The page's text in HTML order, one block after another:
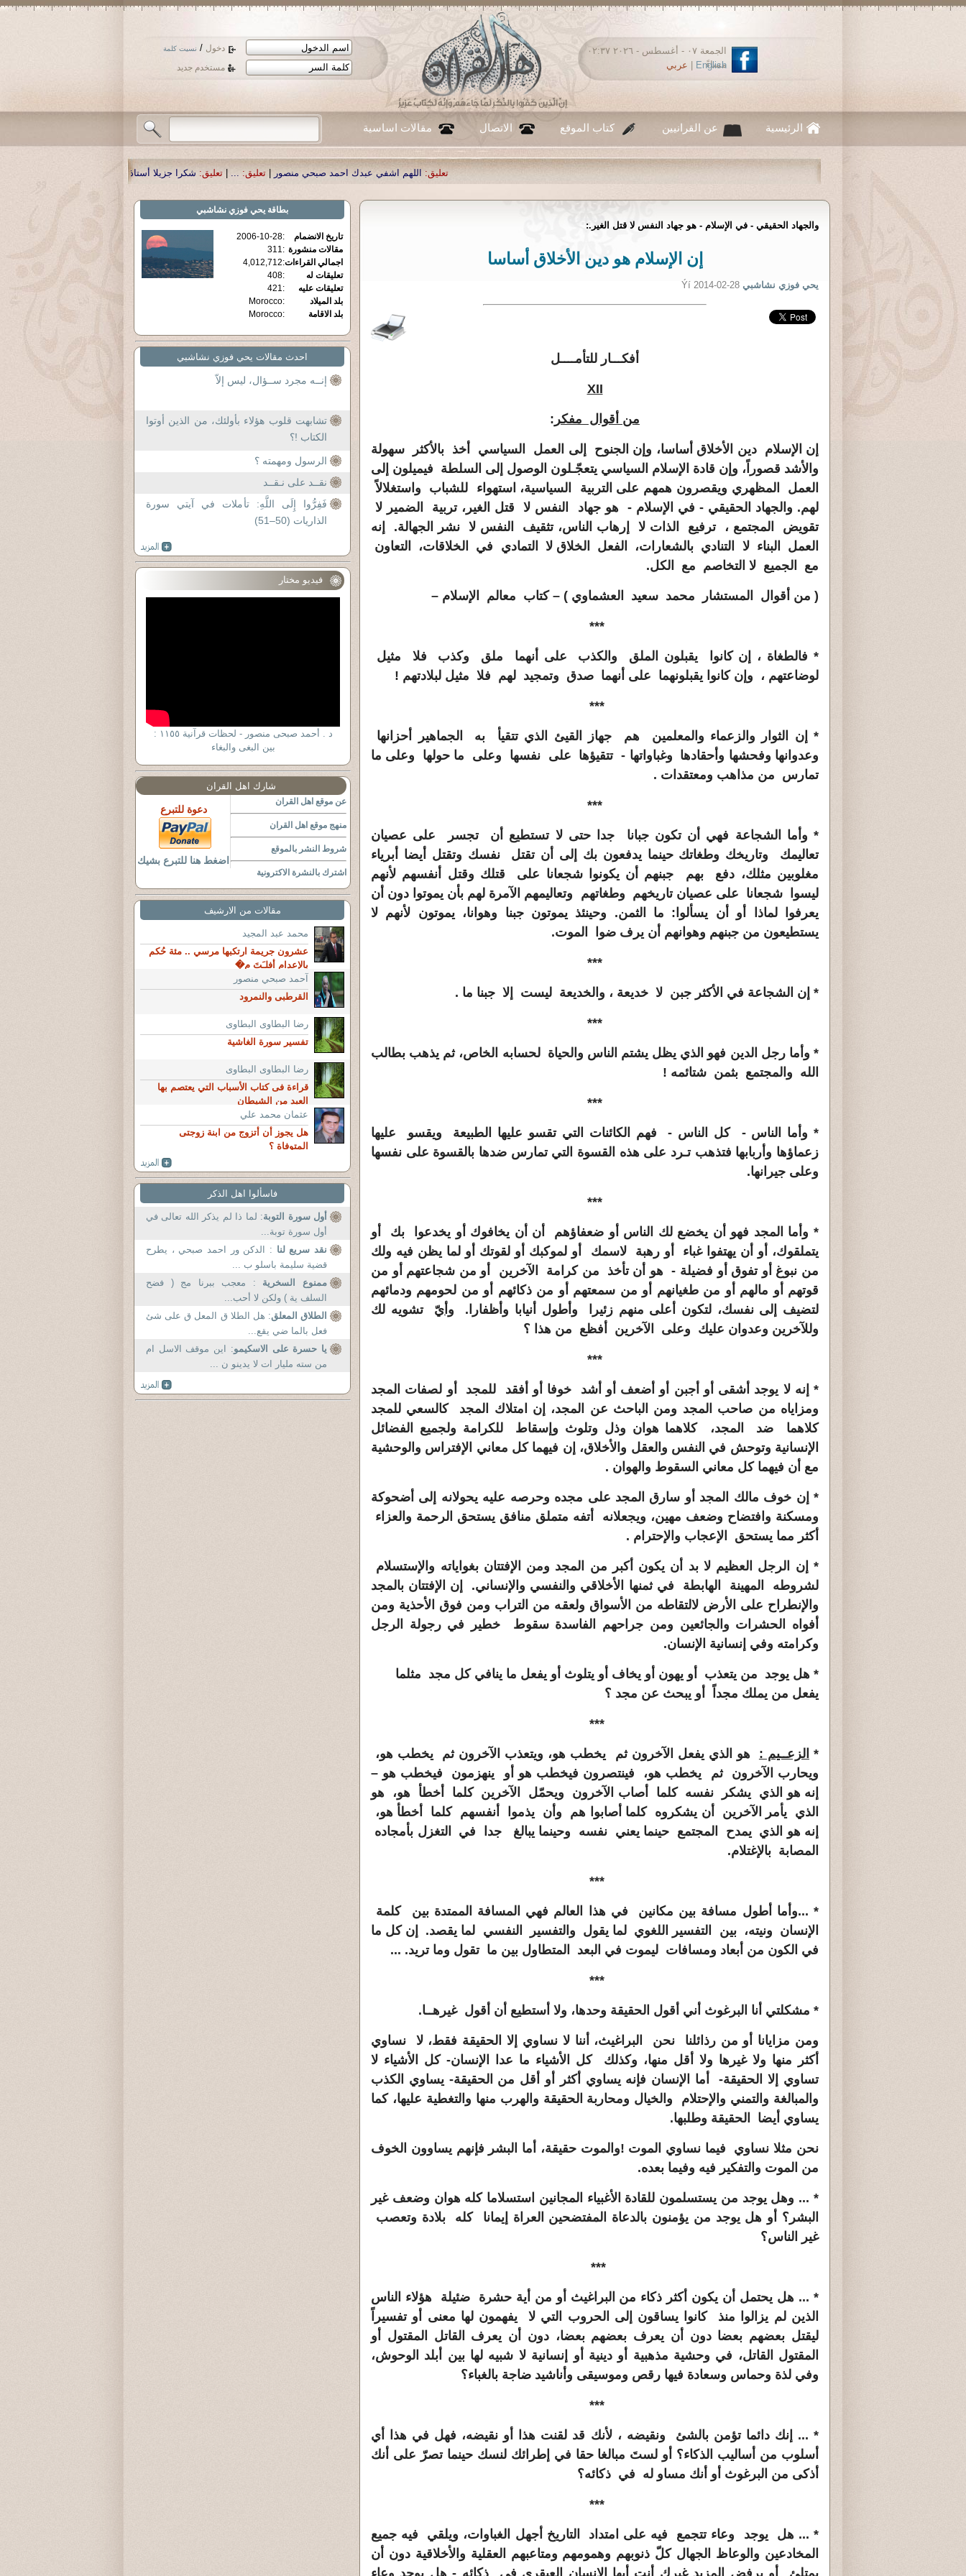
دخول / نسيت كلمة
مستخدم جديد
الجمعة ٠٧ - أغسطس - ٢٠٢٦ ٠٢:٣٧
مساءً
English عربي
الرئيسية عن القرانيين كتاب الموقع الاتصال مقالات اساسية
اللهم اشفي عبدك احمد صبحي منصور|تعليق: ...
|تعليق: شكرا جزيلا أستاذ حمد الحمد .أكرمكم الله .|تعليق:
والجهاد الحقيقي - في الإسلام - هو جهاد النفس لا قتل الغير.:
إن الإسلام هو دين الأخلاق أساسا
يحي فوزي نشاشبي Ýí 2014-02-28
أفكـــار للتأمــــل
XII
من أقوال مفكر :
إن الإسلام دين الأخلاق أساسا، وإن الجنوح إلى العمل السياسي أخذ بالأكثر سهولة
والأشد قصوراً، وإن قادة الإسلام السياسي يتعجّـلون الوصول إلى السلطة فيميلون إلى
العمل المظهري ويقصرون همهم على التربية السياسية، استهواء للشباب واستغلالاً
لهم. والجهاد الحقيقي - في الإسلام - هوجهاد النفس لا قتل الغير،تربية الضمير لا
تقويض المجتمع ،ترفيع الذات لا إرهاب الناس،تثقيف النفس لا نشر الجهالة. إنه
العمل البناء لا التنادي بالشعارات، الفعل الخلاق لا التمادي في الخلاقات،
التعاون
مع الجميع لا التخاصم مع الكل.
( من أقوال المستشار محمد سعيد العشماوي ) – كتاب معالم الإسلام –
***
* فالطغاة ، إن كانوا يقبلون الملق والكذب على أنهما ملق وكذب فلا مثيل
لوضاعتهم ، وإن كانوا يقبلونهما على أنهما صدق وتمجيد لهم فلا مثيل لبلادتهم !
***
* إن الثوار والزعماء والمعلمين هم جهاز القيئ الذي تتقيأ به الجماهير أحزانها
وعدوانها وفحشها وأحقادها وغباواتها - تتقيؤها على نفسها وعلى ما حولها وعلى ما
تمارس من مذاهب ومعتقدات .
***
* وأما الشجاعة فهي أن تكون جبانا جدا حتى لا تستطيع أن تجسر على عصيان
تعاليمك وتاريخك وطغاتك حينما يدفعون بك إلى أن تقتل نفسك وتقتل أيضا أبرياء
مغلوبين مثلك، دفع بهم جبنهم أن يكونوا شجعانا على قتلك وقتل أنفسهم لأنهم
ليسوا شجعانا على عصيان تاريخهم وطغاتهم وتعاليمهم الآمرة لهم بأن يموتوا دون أن
يعرفوا لماذا أو أن يسألوا: ما الثمن. وحينئذ يموتون جبنا وهوانا، يموتون لأنهم لا
يستطيعون من جبنهم وهوانهم أن يرف ضوا الموت.
***
* إن الشجاعة في الأكثر جبن لا خديعة ، والخديعة ليست إلا جبنا ما .
***
* وأما رجل الدين فهو الذي يظل يشتم الناس والحياة لحسابه الخاص، ثم يذهب بطالب
الله والمجتمع بثمن شتائمه !
***
* وأما الناس - كل الناس - فهم الكائنات التي تقسو عليها الطبيعة ويقسو عليها
زعماؤها وأربابها فتذهب تـرد على هذه القسوة التي تمارس ضدها بالقسوة على نفسها
وعلى جيرانها.
***
* وأما المجد فهو أن يخضع لك الناس أو ضعفاؤهم أن أن يخافوك أو يخدعوا بك أو
يتملقوك، أو أن يهتفوا غباء أو رهبة لاسمك أو لموكبك أو لقوتك أو لما يظن فيه ولك
من نبوغ أو تفوق أو فضيلة - هو أن تأخذ من كرامة الآخرين أو من شجاعتهم أو من
قوتهم أو مالهم أو من طغيانهم أو من سمعتهم أو من ذكائهم أو من لحومهم ودمائهم
لتضيف إلى نفسك، لتكون أعلى منهم زئيرا وأطول أنيابا وأظفارا. وأي ّ تشويه لك
وللآخرين وعدوان عليك وعلى الآخرين أفظع من هذا ؟
***
* إنه لا يوجد أشقى أو أجبن أو أضعف أو أشد خوفا أو أفقد للمجد أو لصفات المجد
ومزاياه من صاحب المجد ومن الباحث عن المجد، إن امتلاك المجد كالسعي للمجد
كلاهما ضد المجد، كلاهما هوان وذل وتلوث وإسقاط للكرامة ولجميع الفضائل
الإنسانية وتوحش في النفس والعقل والأخلاق، إن فيهما كل معاني الإفتراس والوحشية
مع أن فيهما كل معاني السقوط والهوان .
* إن خوف مالك المجد أو سارق المجد على مجده وحرصه عليه يحولانه إلى أضحوكة
ومسكنة وافتضاح وضعف مهين، ويجعلانه أتفه متملق منافق يستحق الرحمة والعزاء
أكثر مما يستحق الإعجاب والإحترام .
* إن الرجل العظيم لا بد أن يكون أكبر من المجد ومن الإفتتان بغواياته والإستسلام
لشروطه المهينة الهابطة في ثمنها الأخلاقي والنفسي والإنساني. إن الإفتتان بالمجد
والإنطراح على الأرض لالتقاطه من الأسواق ولعقه من التراب ومن فوق الأحذية ومن
أفواه الحشرات والجائعين ومن جراحهم الفاسدة سقوط خطير في رجولة الرجل
وكرامته وفي إنسانية الإنسان.
* هل يوجد من يتعذب أو يهون أو يخاف أو يتلوث أو يفعل ما ينافي كل مجد مثلما
يفعل من يملك مجداً أو يبحث عن مجد ؟
***
* الزعــيم : هو الذي يفعل الآخرون ثم يخطب هو، ويتعذب الآخرون ثم يخطب هو،
ويحارب الآخرون ثم يخطب هو، فينتصرون فيخطب هو أو ينهزمون فيخطب هو –
إنه هو الذي يشكر نفسه كلما أصاب الآخرون ويحمّل الآخرين كلما أخطأ هو، هو
الذي يأمر الآخرين أن يشكروه كلما أصابوا هم وأن يذموا أنفسهم كلما أخطأ هو،
إنه هو الذي يمدح المجتمع حينما يعني نفسه وحينما يبالغ جدا في التغزل بأمجاده
المصابة بالإغتلام.
***
* ...وأما أطول مسافة بين مكانين في هذا العالم فهي المسافة الممتدة بين كلمة
الإنسان ونيته، بين التفسير اللغوي لما يقول والتفسير النفسي لما يقصد. إن كل ما
في الكون من أبعاد ومسافات ليموت في البعد المتطاول بين ما تقول وما تريد. ...
***
* مشكلتي أنا البرغوث أني أقول الحقيقة وحدها، ولا أستطيع أن أقول غيرهــا.
ومن مزايانا أو من رذائلنا نحن البراغيث، أننا لا نساوي إلا الحقيقة فقط، لا نساوي
أكثر منها ولا غيرها ولا أقل منها، وكذلك كل الأشياء ما عدا الإنسان- كل الأشياء لا
تساوي إلا الحقيقة- أما الإنسان فإنه يساوي أكثر أو أقل من الحقيقة- يساوي الكذب
والمبالغة والتمني والإحتلام والخيال ومحاربة الحقيقة والهرب منها والتغطية عليها، كما
يساوي أيضا الحقيقة وطلبها.
نحن مثلا نساوي فيما نساوي الموت !والموت حقيقة، أما البشر فإنهم يساوون الخوف
من الموت والتفكير فيه وفيما بعده.
* ... وهل يوجد من يستسلمون للقادة الأغبياء المجانين استسلاما كله هوان وضعف غير
البشر؟ أو هل يوجد من يؤمنون بالدعاة المفتضحين العراة إيمانا كله بلادة وتعصب
غير الناس؟
***
* ... هل يحتمل أن يكون أكثر ذكاء من البراغيث أو من أية حشرة ضئيلة هؤلاء الناس
الذين لم يزالوا منذ كانوا يساقون إلى الحروب التي لا يفهمون لها معنى أو تفسيراً
ليقتل بعضهم بعضا دون أن يعرف بعضهم بعضا، دون أن يعرف القاتل المقتول أو
المقتول القاتل، في وحشية مذهبية أو دينية أو إنسانية لا شبيه لها بين أبلد الوحوش،
وفي لذة وحماس وسعادة فيها رقص وموسيقى وأناشيد ضاجة بالغباء؟
***
* ... إنك دائما تؤمن بالشئ ونقيضه ، لأنك قد لقنت هذا أو نقيضه، فهل في هذا أي
أسلوب من أساليب الذكاء؟ أو لستَ مبالغا حقا في إطرائك لنسك حينما تصرّ على أنك
أذكى من البرغوث أو أنك مساو له في ذكائه؟
***
* ... هل يوجد وعاء تتجمع فيه على امتداد التاريخ أجهل الغباوات، ويلقي فيه جميع
المخادعين والوعاظ الجهال كلّ ذنوبهم وهمومهم ومتاعبهم العقلية والأخلاقية دون أن
يمتلئ أو يرفض المزيد غيرك أنت أيها الإنسان العبقري في ذكائه - هل يوجد وعاء
بطاقة يحي فوزي نشاشبي
تاريخ الانضمام :
2006-10-28
مقالات منشورة :
311
اجمالي القراءات:
4,012,712
تعليقات له
:
408
تعليقات عليه
:
421
بلد الميلاد
:
Morocco
بلد الاقامة
:
Morocco
احدث مقالات يحي فوزي نشاشبي
إنــه مجرد ســؤال، ليس إلاّ
تشابهت قلوب هؤلاء بأولئك، من الذين أوتوا
الكتاب !؟
الرسول ومهمته ؟
نقــد على نـقــد
فَفِرُّوا إِلَى اللَّهِ: تأملات في آيتي سورة
الذاريات (50–51)
فيديو مختار
د . أحمد صبحى منصور - لحظات قرآنية ١١٥٥ :
بين البغى والبغاء
شارك اهل القران
عن موقع اهل القران
منهج موقع اهل القران
شروط النشر بالموقع
اشترك بالنشرة الاكترونية
دعوة للتبرع
اضغط هنا للتبرع بشيك
مقالات من الارشيف
محمد عبد المجيد
عشرون جريمة ارتكبها مرسي .. مئة حُكم
بالإعدام أفلـَتَ م�
آحمد صبحي منصور
القرطبى والنمرود
رضا البطاوى البطاوى
تفسير سورة الغاشية
رضا البطاوى البطاوى
قراءة فى كتاب الأسباب التي يعتصم بها
العبد من الشيطان
عثمان محمد علي
هل يجوز أن أتزوج من ابنة زوجتى
المتوفاة ؟
فاسألوا اهل الذكر
أول سورة التوبة: لما ذا لم يذكر الله تعالى في
أول سورة توبة...
نقد سريع لنا : الدكن ور احمد صبحي ، يطرح
قضية سليمة باسلو ب ...
ممنوع السخرية : معجب ببرنا مج ( فضح
السلف ية ) ولكن لا أحب...
الطلاق المعلق: هل الطلا ق المعل ق على شئ
فعل بالما ضي يقع...
يا حسرة على الاسكيمو: اين موقف الاسل ام
من سته مليار ات لا يدينو ن ...